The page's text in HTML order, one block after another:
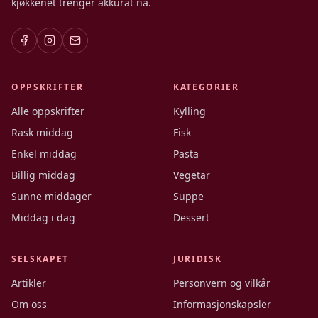
OPPSKRIFTER
Alle oppskrifter
Rask middag
Enkel middag
Billig middag
Sunne middager
Middag i dag
KATEGORIER
Kylling
Fisk
Pasta
Vegetar
Suppe
Dessert
SELSKAPET
Artikler
Om oss
JURIDISK
Personvern og vilkår
Informasjonskapsler